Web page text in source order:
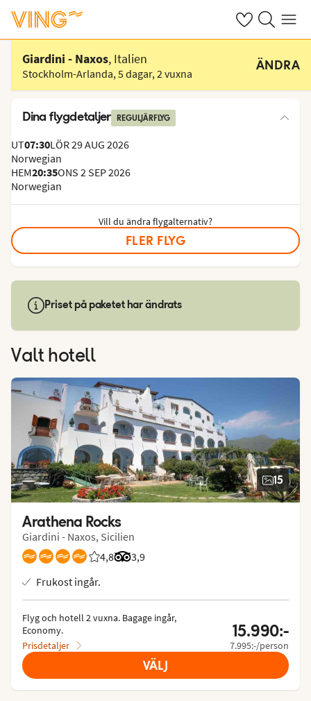
Se dinaSök på ving.se
Meny
Välj hotell
Giardini - Naxos, Italien
Stockholm-Arlanda,5 dagar,2 vuxna
ÄNDRA
Dina flygdetaljer REGULJÄRFLYG
UT07:30LÖR 29 AUG 2026
Norwegian
HEM20:35ONS 2 SEP 2026
Norwegian
Vill du ändra flygalternativ?
FLER FLYG
Priset på paketet har ändrats
Valt hotell
15
Arathena Rocks
Giardini - Naxos, Sicilien
4,8
Betyg från Vings gäster: 4.75/5
3,9
Betyg från Tripadvisor: 3.9 of 5
Frukost ingår.
Flyg och hotell 2 vuxna. Bagage ingår,
Economy.
Prisdetaljer
15.990:-
7.995:-/person
VÄLJ